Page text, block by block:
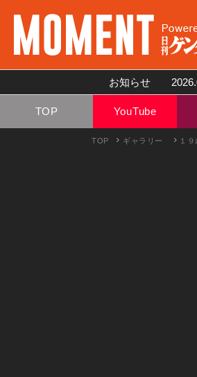
お知らせ
TOP YouTube
TOP ギャラリー １